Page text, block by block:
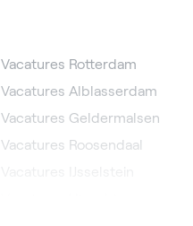
Vacatures Rotterdam
Vacatures Alblasserdam
Vacatures Geldermalsen
Vacatures Roosendaal